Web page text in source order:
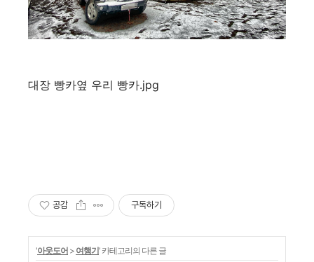
대장 빵카옆 우리 빵카.jpg
공감 구독하기
'아웃도어 > 여행기' 카테고리의 다른 글